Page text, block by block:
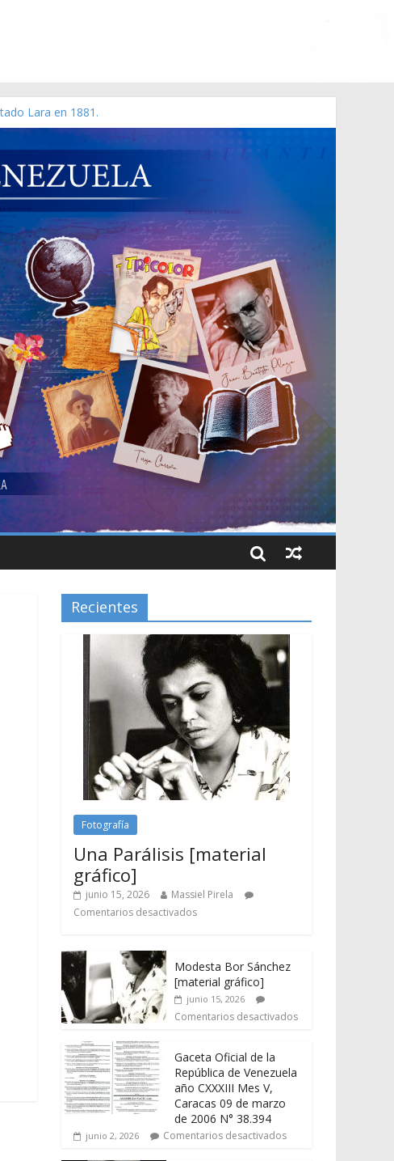
Lara en 1881.
de 2006 N° 38.394
Recientes
Fotografía
Una Parálisis [material
gráfico]
junio 15, 2026
Massiel Pirela
Comentarios desactivados
Modesta Bor Sánchez
[material gráfico]
junio 15, 2026
Comentarios desactivados
Gaceta Oficial de la
República de Venezuela
año CXXXIII Mes V,
Caracas 09 de marzo
de 2006 N° 38.394
junio 2, 2026 Comentarios desactivados